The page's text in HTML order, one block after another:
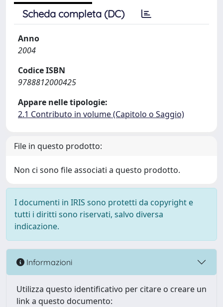
Scheda completa (DC)
Anno
2004
Codice ISBN
9788812000425
Appare nelle tipologie:
2.1 Contributo in volume (Capitolo o Saggio)
File in questo prodotto:
Non ci sono file associati a questo prodotto.
I documenti in IRIS sono protetti da copyright e
tutti i diritti sono riservati, salvo diversa
indicazione.
Informazioni
Utilizza questo identificativo per citare o creare un
link a questo documento: